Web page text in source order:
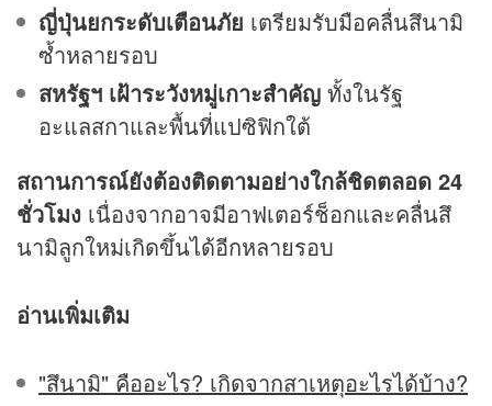
ญี่ปุ่นยกระดับเตือนภัย เตรียมรับมือคลื่นสึนามิ
ซ้ำหลายรอบ
สหรัฐฯ เฝ้าระวังหมู่เกาะสำคัญ ทั้งในรัฐ
อะแลสกาและพื้นที่แปซิฟิกใต้
สถานการณ์ยังต้องติดตามอย่างใกล้ชิดตลอด 24
ชั่วโมง เนื่องจากอาจมีอาฟเตอร์ช็อกและคลื่นสึ
นามิลูกใหม่เกิดขึ้นได้อีกหลายรอบ
อ่านเพิ่มเติม
"สึนามิ" คืออะไร? เกิดจากสาเหตุอะไรได้บ้าง?